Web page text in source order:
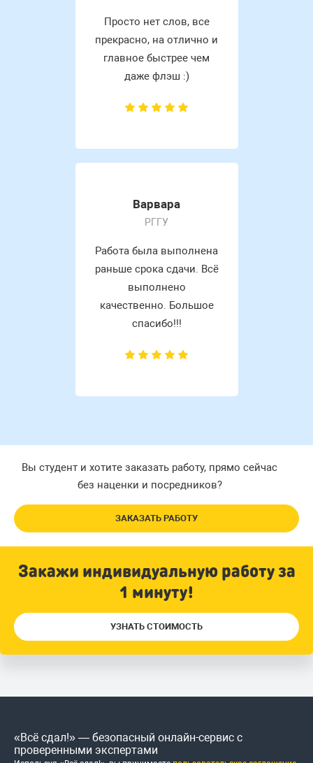
Просто нет слов, все
прекрасно, на отлично и
главное быстрее чем
даже флэш :)
Варвара
РГГУ
Работа была выполнена
раньше срока сдачи. Всё
выполнено
качественно. Большое
спасибо!!!
Вы студент и хотите заказать работу, прямо сейчас
без наценки и посредников?
ЗАКАЗАТЬ РАБОТУ
Закажи индивидуальную работу за
1 минуту!
УЗНАТЬ СТОИМОСТЬ
«Всё сдал!» — безопасный онлайн-сервис с
проверенными экспертами